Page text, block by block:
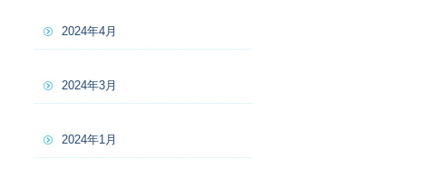
2024年4月
2024年3月
2024年1月